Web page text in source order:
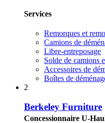
Services
Remorques et
Camions de
Libre-entreposage
Solde de camions
Accessoires de
Boîtes de
2
Berkeley Furniture
Concessionnaire U-